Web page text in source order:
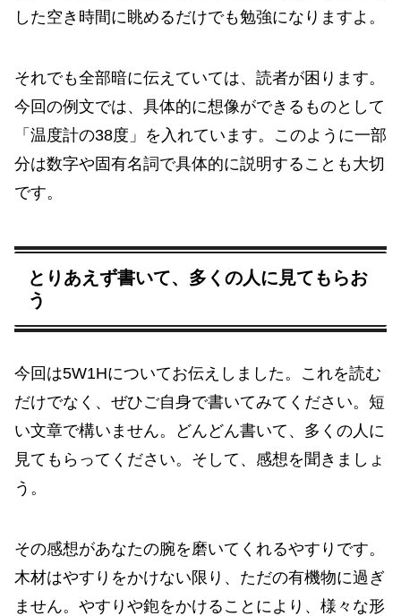
した空き時間に眺めるだけでも勉強になりますよ。
それでも全部暗に伝えていては、読者が困ります。
今回の例文では、具体的に想像ができるものとして
「温度計の38度」を入れています。このように一部
分は数字や固有名詞で具体的に説明することも大切
です。
とりあえず書いて、多くの人に見てもらお
う
今回は5W1Hについてお伝えしました。これを読む
だけでなく、ぜひご自身で書いてみてください。短
い文章で構いません。どんどん書いて、多くの人に
見てもらってください。そして、感想を聞きましょ
う。
その感想があなたの腕を磨いてくれるやすりです。
木材はやすりをかけない限り、ただの有機物に過ぎ
ません。やすりや鉋をかけることにより、様々な形